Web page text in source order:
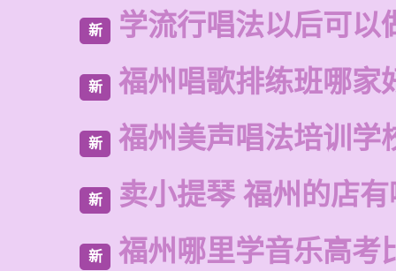
新 学流行唱法以后可以
新 福州唱歌排练班哪家
新 福州美声唱法培训学
新 卖小提琴 福州的店
新 福州哪里学音乐高考